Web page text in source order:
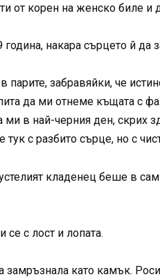
от корен на женско биле и
накара сърцето й
в парите, забравяйки, че
да ми отнеме къщата с
ми в най-черния ден, скрих
с разбито сърце, но с
кладенец беше в
се с лост и лопата.
като камък.